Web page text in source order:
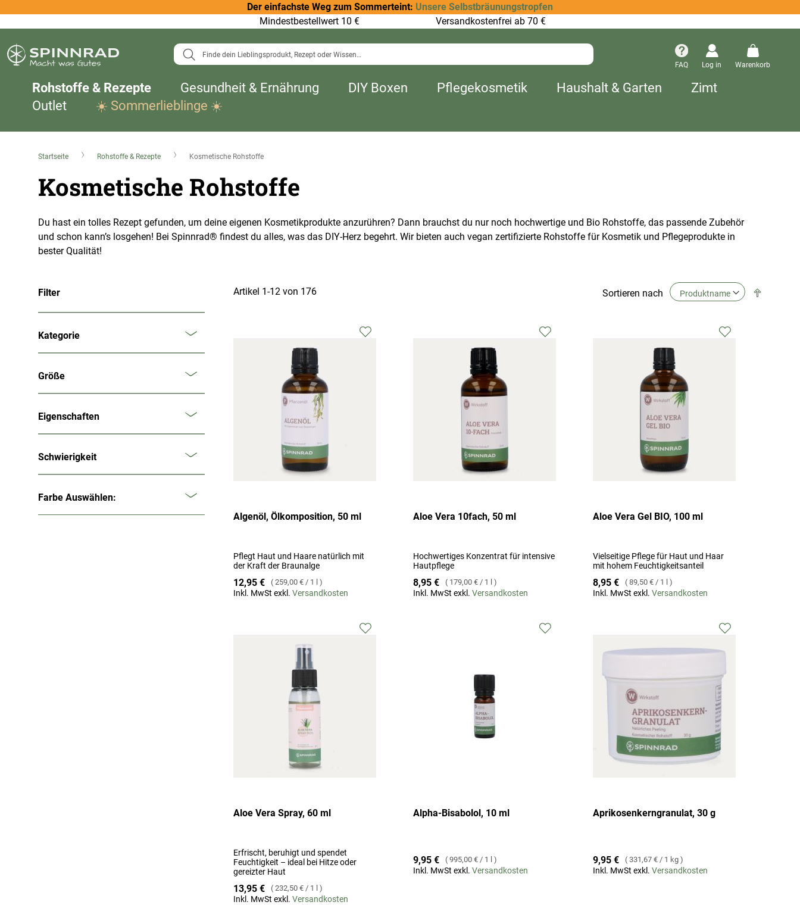
Der einfachste Weg zum Sommerteint: Unsere Selbstbräunungstropfen
Mindestbestellwert 10 €
Versandkostenfrei ab 70 €
Suche FAQ Log in Warenkorb
Rohstoffe & Rezepte Gesundheit & Ernährung DIY Boxen Pflegekosmetik Haushalt & Garten
Zimt
Outlet
☀️ Sommerlieblinge ☀️
Startseite Rohstoffe & Rezepte Kosmetische Rohstoffe
Kosmetische Rohstoffe
Du hast ein tolles Rezept gefunden, um deine eigenen Kosmetikprodukte anzurühren? Dann brauchst du nur noch hochwertige und Bio Rohstoffe, das passende Zubehör
und schon kann’s losgehen! Bei Spinnrad® findest du alles, was das DIY-Herz begehrt. Wir bieten auch vegan zertifizierte Rohstoffe für Kosmetik und Pflegeprodukte in
bester Qualität!
Filter
Kategorie
Größe
Eigenschaften
Schwierigkeit
Farbe Auswählen:
Artikel 1-12 von 176 Sortieren nach
Algenöl, Ölkomposition, 50 ml
Pflegt Haut und Haare natürlich mit
der Kraft der Braunalge
12,95 € 259,00 € / 1 l
Inkl. MwSt exkl.Versandkosten
Aloe Vera 10fach, 50 ml
Hochwertiges Konzentrat für intensive
Hautpflege
8,95 € 179,00 € / 1 l
Inkl. MwSt exkl.Versandkosten
Aloe Vera Gel BIO, 100 ml
Vielseitige Pflege für Haut und Haar
mit hohem Feuchtigkeitsanteil
8,95 € 89,50 €/ 1 l
Inkl. MwSt exkl. Versandkosten
Zur
Aloe Vera Spray, 60 ml
Erfrischt, beruhigt und spendet
Feuchtigkeit – ideal bei Hitze oder
gereizter Haut
13,95 € 232,50 € / 1 l
Inkl. MwSt exkl.Versandkosten
Alpha-Bisabolol, 10 ml
9,95 € 995,00 € / 1 l
Inkl. MwSt exkl.Versandkosten
Aprikosenkerngranulat, 30 g
9,95 € 331,67 €/ 1 kg
Inkl. MwSt exkl. Versandkosten
Zur